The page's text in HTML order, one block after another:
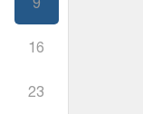
16
23